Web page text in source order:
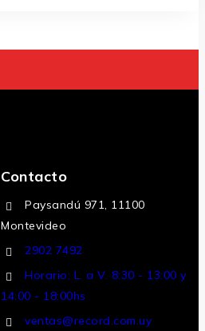
Contacto
Paysandú 971, 11100
Montevideo
2902 7492
Horario: L. a V. 8:30 - 13:00 y
14:00 - 18:00hs
ventas@record.com.uy